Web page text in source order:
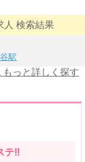
人 検索結果
駅
もっと詳しく探す
テ‼